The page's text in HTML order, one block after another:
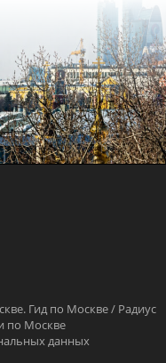
Гид по Москве / Радиус
по Москве
данных